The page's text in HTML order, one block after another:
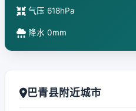
气压 618hPa
降水 0mm
巴青县附近城市